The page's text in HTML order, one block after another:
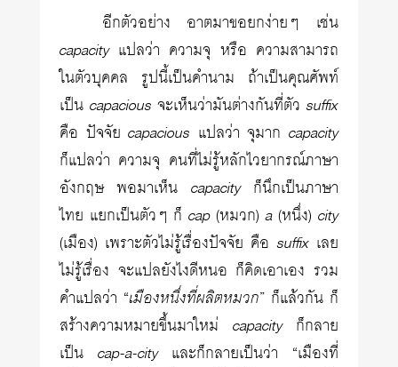
อีกตัวอย่าง อาตมาขอยกง่ายๆ เช่น
capacityแปลว่า ความจุ หรือ ความสามารถ
ในตัวบุคคล รูปนี้เป็นคำนาม ถ้าเป็นคุณศัพท์
เป็น capacious จะเห็นว่ามันต่างกันที่ตัวsuffix
คือ ปัจจัยcapacious แปลว่า จุมาก capacity
ก็แปลว่า ความจุ คนที่ไม่รู้หลักไวยากรณ์ภาษา
อังกฤษ พอมาเห็น capacityก็นึกเป็นภาษา
ไทย แยกเป็นตัวๆ ก็ cap(หมวก)a(หนึ่ง) city
(เมือง) เพราะตัวไม่รู้เรื่องปัจจัย คือsuffixเลย
ไม่รู้เรื่อง จะแปลยังไงดีหนอ ก็คิดเอาเอง รวม
คำแปลว่า “เมืองหนึ่งที่ผลิตหมวก” ก็แล้วกัน ก็
สร้างความหมายขึ้นมาใหม่ capacityก็กลาย
เป็น cap-a-cityและก็กลายเป็นว่า “เมืองที่